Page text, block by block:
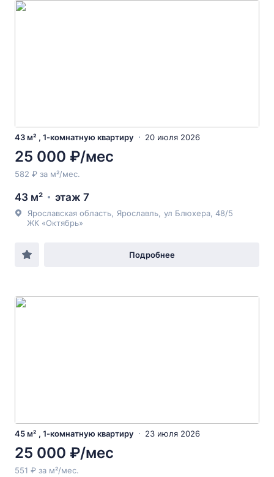
43 м² , 1-комнатную квартиру 20 июля 2026
25 000 ₽/мес
582 ₽ за м²/мес.
43 м² этаж 7
Ярославская область Ярославль ул Блюхера , 48/5
ЖК «Октябрь»
Подробнее
45 м² , 1-комнатную квартиру 23 июля 2026
25 000 ₽/мес
551 ₽ за м²/мес.